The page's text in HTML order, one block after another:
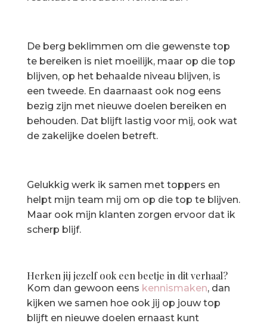
De berg beklimmen om die gewenste top
te bereiken is niet moeilijk, maar op die top
blijven, op het behaalde niveau blijven, is
een tweede. En daarnaast ook nog eens
bezig zijn met nieuwe doelen bereiken en
behouden. Dat blijft lastig voor mij, ook wat
de zakelijke doelen betreft.
Gelukkig werk ik samen met toppers en
helpt mijn team mij om op die top te blijven.
Maar ook mijn klanten zorgen ervoor dat ik
scherp blijf.
Herken jij jezelf ook een beetje in dit verhaal?
Kom dan gewoon eens kennismaken, dan
kijken we samen hoe ook jij op jouw top
blijft en nieuwe doelen ernaast kunt